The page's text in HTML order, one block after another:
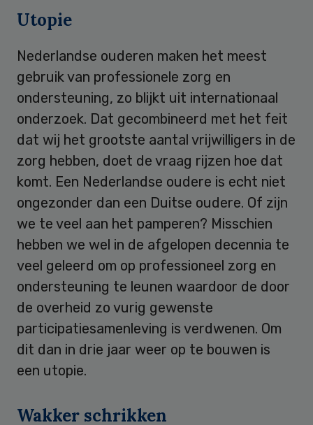
Utopie
Nederlandse ouderen maken het meest
gebruik van professionele zorg en
ondersteuning, zo blijkt uit internationaal
onderzoek. Dat gecombineerd met het feit
dat wij het grootste aantal vrijwilligers in de
zorg hebben, doet de vraag rijzen hoe dat
komt. Een Nederlandse oudere is echt niet
ongezonder dan een Duitse oudere. Of zijn
we te veel aan het pamperen? Misschien
hebben we wel in de afgelopen decennia te
veel geleerd om op professioneel zorg en
ondersteuning te leunen waardoor de door
de overheid zo vurig gewenste
participatiesamenleving is verdwenen. Om
dit dan in drie jaar weer op te bouwen is
een utopie.
Wakker schrikken